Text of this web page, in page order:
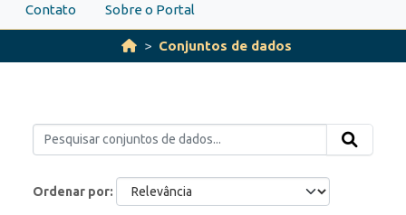
Contato Sobre o Portal
Conjuntos de dados
Ordenar por